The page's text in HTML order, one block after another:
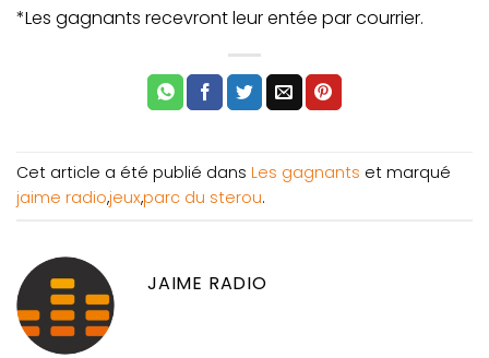
*Les gagnants recevront leur entée par courrier.
Cet article a été publié dans Les gagnants et marqué
jaime radio,jeux,parc du sterou.
JAIME RADIO